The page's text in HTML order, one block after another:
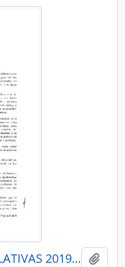
RESOLUCIONES LEGISLATIVAS 2019-2021